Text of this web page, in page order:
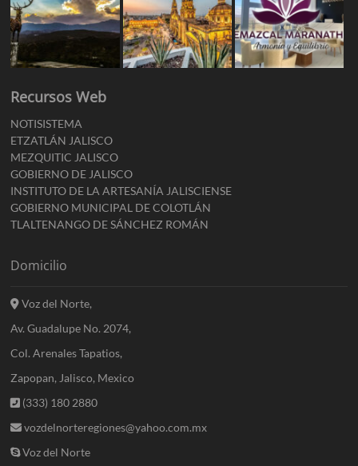
Recursos Web
NOTISISTEMA
ETZATLÁN JALISCO
MEZQUITIC JALISCO
GOBIERNO DE JALISCO
INSTITUTO DE LA ARTESANÍA JALISCIENSE
GOBIERNO MUNICIPAL DE COLOTLÁN
TLALTENANGO DE SÁNCHEZ ROMÁN
Domicilio
Voz del Norte,
Av. Guadalupe No. 2074,
Col. Arenales Tapatios,
Zapopan, Jalisco, Mexico
(333) 180 2880
vozdelnorteregiones@yahoo.com.mx
Voz del Norte